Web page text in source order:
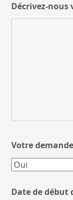
Décrivez-
Votre
Date de début